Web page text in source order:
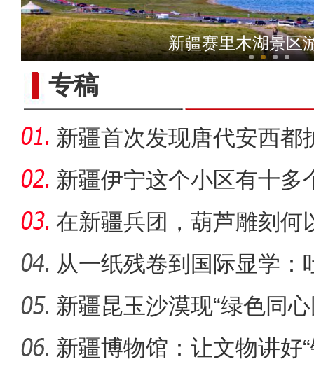
【与你为邻】新疆水
侨乡故事 | 哈班拜的
新疆赛里木湖景区
专稿
新疆首次发现唐代安西都
葬，系南
新疆伊宁这个小区有十多
认“老迪”
在新疆兵团，葫芦雕刻何
从一纸残卷到国际显学：
出“冷门”
新疆昆玉沙漠现“绿色同
生态
新疆博物馆：让文物讲好